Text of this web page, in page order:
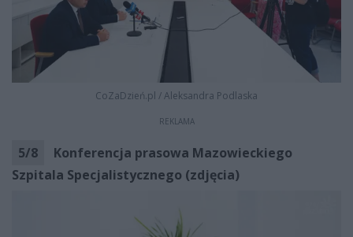
CoZaDzień.pl /Aleksandra Podlaska
REKLAMA
5/8
Konferencja prasowa Mazowieckiego
Szpitala Specjalistycznego (zdjęcia)